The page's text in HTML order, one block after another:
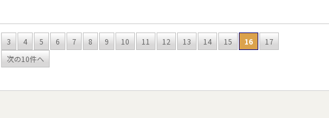
3 4 5 6 7 8 9 10 11 12 13 14 15 16
17
次の10件へ